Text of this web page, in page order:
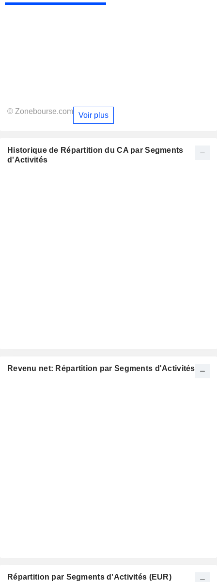
© Zonebourse.com Voir plus
Historique de Répartition du CA par Segments
d'Activités
Revenu net: Répartition par Segments d'Activités
Répartition par Segments d'Activités (EUR)